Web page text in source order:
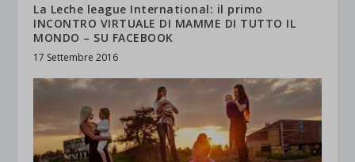
La Leche league International: il primo
INCONTRO VIRTUALE DI MAMME DI TUTTO IL
MONDO – SU FACEBOOK
17 Settembre 2016
jetpackState[message]
esplicitamente categorizzati.
Mostra dettagli